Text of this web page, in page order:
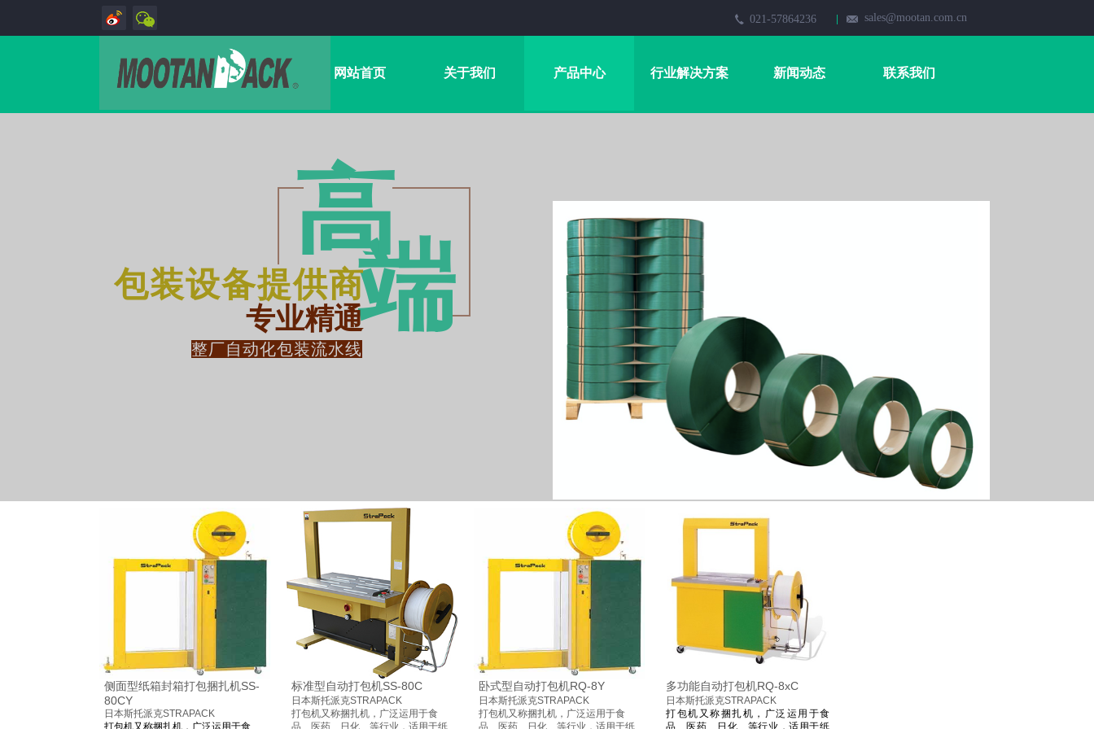
021-57864236 sales@mootan.com.cn
网站首页 关于我们 产品中心 行业解决方案 新闻动态 联系我们
包装设备提供商
高
专业精通端​
整厂自动化包装流水线
侧面型纸箱封箱打包捆扎机SS-
80CY
日本斯托派克STRAPACK
打包机又称捆扎机，广泛运用于食
标准型自动打包机SS-80C
日本斯托派克STRAPACK
打包机又称捆扎机，广泛运用于食
品、医药、日化、等行业，适用于纸
卧式型自动打包机RQ-8Y
日本斯托派克STRAPACK
打包机又称捆扎机，广泛运用于食
品、医药、日化、等行业，适用于纸
多功能自动打包机RQ-8xC
日本斯托派克STRAPACK
打包机又称捆扎机，广泛运用于食
品、医药、日化、等行业，适用于纸